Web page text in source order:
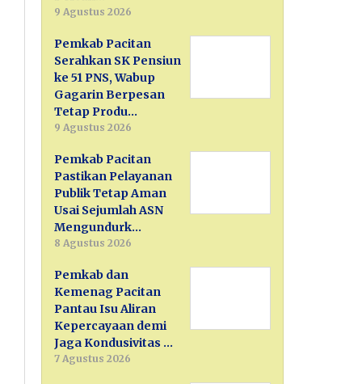
9 Agustus 2026
Pemkab Pacitan
Serahkan SK Pensiun
ke 51 PNS, Wabup
Gagarin Berpesan
Tetap Produ…
9 Agustus 2026
Pemkab Pacitan
Pastikan Pelayanan
Publik Tetap Aman
Usai Sejumlah ASN
Mengundurk…
8 Agustus 2026
Pemkab dan
Kemenag Pacitan
Pantau Isu Aliran
Kepercayaan demi
Jaga Kondusivitas …
7 Agustus 2026